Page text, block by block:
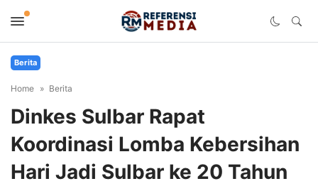
Berita
Home Berita
Dinkes Sulbar Rapat
Koordinasi Lomba Kebersihan
Hari Jadi Sulbar ke 20 Tahun